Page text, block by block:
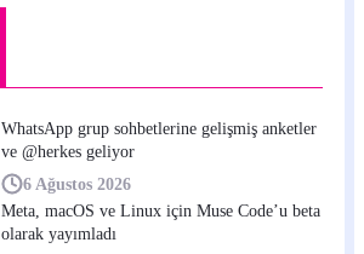
WhatsApp grup sohbetlerine gelişmiş anketler
ve @herkes geliyor
6 Ağustos 2026
Meta, macOS ve Linux için Muse Code’u beta
olarak yayımladı